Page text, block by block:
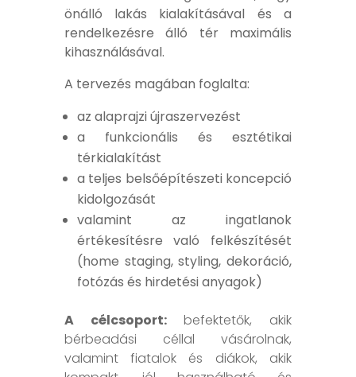
önálló lakás kialakításával és a
rendelkezésre álló tér maximális
kihasználásával.
A tervezés magában foglalta:
az alaprajzi újraszervezést
a funkcionális és esztétikai
térkialakítást
a teljes belsőépítészeti koncepció
kidolgozását
valamint az ingatlanok
értékesítésre való felkészítését
(home staging, styling, dekoráció,
fotózás és hirdetési anyagok)
A célcsoport:befektetők, akik
bérbeadási céllal vásárolnak,
valamint fiatalok és diákok, akik